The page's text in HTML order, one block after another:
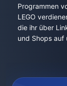
Programmen
LEGO
die ihr über
und Shops auf